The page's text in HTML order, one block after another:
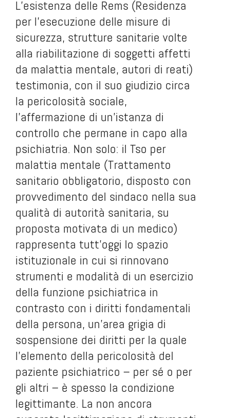
L’esistenza delle Rems (Residenza
per l’esecuzione delle misure di
sicurezza, strutture sanitarie volte
alla riabilitazione di soggetti affetti
da malattia mentale, autori di reati)
testimonia, con il suo giudizio circa
la pericolosità sociale,
l’affermazione di un’istanza di
controllo che permane in capo alla
psichiatria. Non solo: il Tso per
malattia mentale (Trattamento
sanitario obbligatorio, disposto con
provvedimento del sindaco nella sua
qualità di autorità sanitaria, su
proposta motivata di un medico)
rappresenta tutt’oggi lo spazio
istituzionale in cui si rinnovano
strumenti e modalità di un esercizio
della funzione psichiatrica in
contrasto con i diritti fondamentali
della persona, un’area grigia di
sospensione dei diritti per la quale
l’elemento della pericolosità del
paziente psichiatrico – per sé o per
gli altri – è spesso la condizione
legittimante. La non ancora